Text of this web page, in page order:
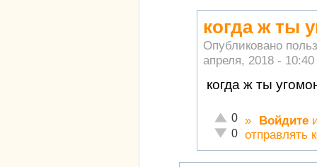
когда ж ты
Опубликовано
апреля, 2018 - 10:40
когда ж ты
Отлично!
0
Неадекватно!
0
» Войдите
отправлять